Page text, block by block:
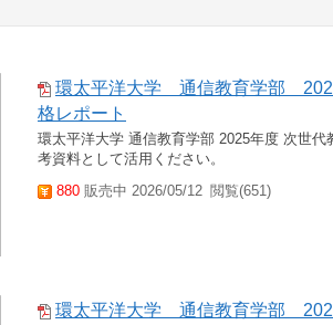
環太平洋大学 通信教育学部
格レポート
環太平洋大学 通信教育学部 2025年度 次世
考資料として活用ください。
880 販売中 2026/05/12 閲覧(651)
環太平洋大学 通信教育学部